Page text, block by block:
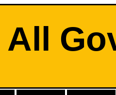
All